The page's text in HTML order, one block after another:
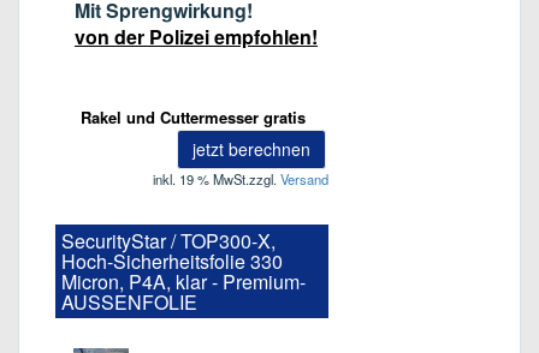
Mit Sprengwirkung!
von der Polizei empfohlen!
Rakel und Cuttermesser gratis
jetzt berechnen
inkl. 19 % MwSt.zzgl.Versand
SecurityStar / TOP300-X,
Hoch-Sicherheitsfolie 330
Micron, P4A, klar - Premium-
AUSSENFOLIE